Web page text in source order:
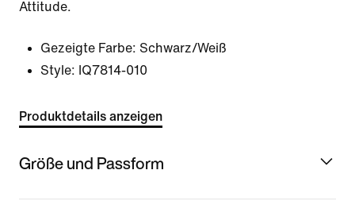
Attitude.
Gezeigte Farbe: Schwarz/Weiß
Style: IQ7814-010
Produktdetails anzeigen
Größe und Passform